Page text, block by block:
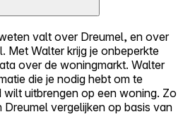
valt over Dreumel, en over
Met Walter krijg je onbeperkte
over de woningmarkt. Walter
die je nodig hebt om te
uitbrengen op een woning. Zo
Dreumel vergelijken op basis van